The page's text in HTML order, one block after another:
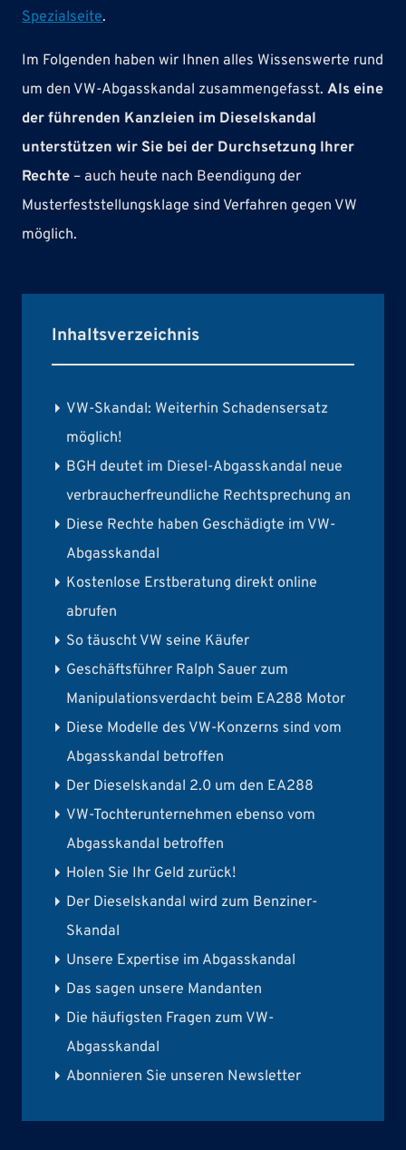
Spezialseite.
Im Folgenden haben wir Ihnen alles Wissenswerte rund
um den VW-Abgasskandal zusammengefasst.Als eine
der führenden Kanzleien im Dieselskandal
unterstützen wir Sie bei der Durchsetzung Ihrer
Rechte – auch heute nach Beendigung der
Musterfeststellungsklage sind Verfahren gegen VW
möglich.
Inhaltsverzeichnis
VW-Skandal: Weiterhin Schadensersatz
möglich!
BGH deutet im Diesel-Abgasskandal neue
verbraucherfreundliche Rechtsprechung an
Diese Rechte haben Geschädigte im VW-
Abgasskandal
Kostenlose Erstberatung direkt online
abrufen
So täuscht VW seine Käufer
Geschäftsführer Ralph Sauer zum
Manipulationsverdacht beim EA288 Motor
Diese Modelle des VW-Konzerns sind vom
Abgasskandal betroffen
Der Dieselskandal 2.0 um den EA288
VW-Tochterunternehmen ebenso vom
Abgasskandal betroffen
Holen Sie Ihr Geld zurück!
Der Dieselskandal wird zum Benziner-
Skandal
Unsere Expertise im Abgasskandal
Das sagen unsere Mandanten
Die häufigsten Fragen zum VW-
Abgasskandal
Abonnieren Sie unseren Newsletter